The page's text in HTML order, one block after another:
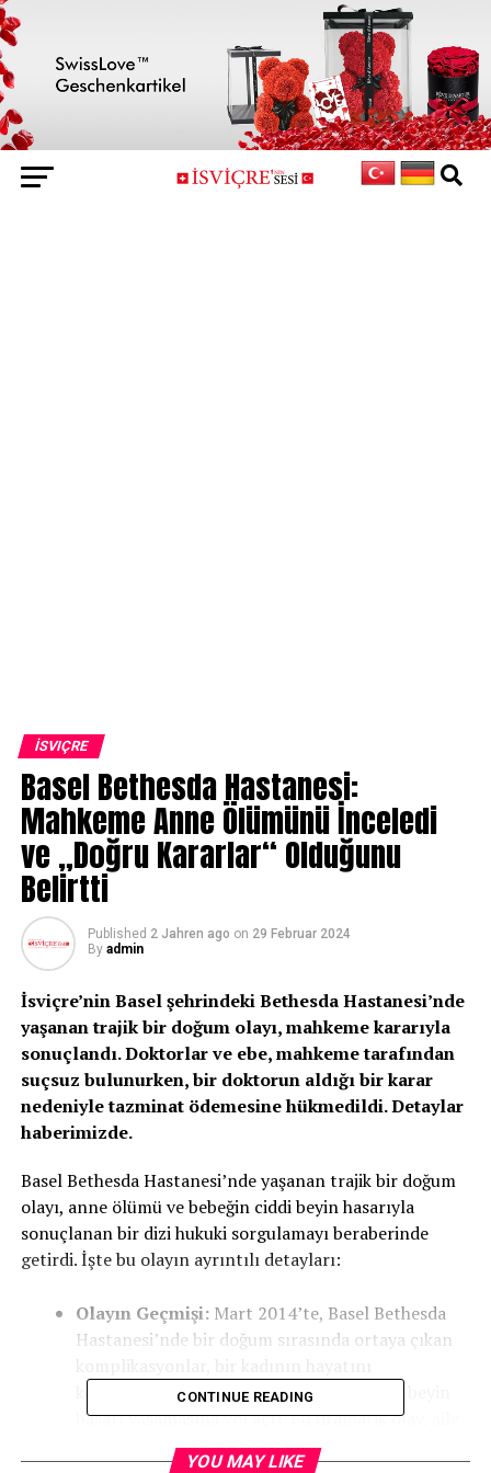
İSVIÇRE
Basel Bethesda Hastanesi:
Mahkeme Anne Ölümünü İnceledi
ve „Doğru Kararlar“ Olduğunu
Belirtti
Published 2 Jahren ago on 29 Februar 2024
By admin
İsviçre’nin Basel şehrindeki Bethesda Hastanesi’nde
yaşanan trajik bir doğum olayı, mahkeme kararıyla
sonuçlandı. Doktorlar ve ebe, mahkeme tarafından
suçsuz bulunurken, bir doktorun aldığı bir karar
nedeniyle tazminat ödemesine hükmedildi. Detaylar
haberimizde.
Basel Bethesda Hastanesi’nde yaşanan trajik bir doğum
olayı, anne ölümü ve bebeğin ciddi beyin hasarıyla
sonuçlanan bir dizi hukuki sorgulamayı beraberinde
getirdi. İşte bu olayın ayrıntılı detayları:
Olayın Geçmişi:Mart 2014’te, Basel Bethesda
Hastanesi’nde bir doğum sırasında ortaya çıkan
kaybetmesine ve yeni doğan bebeğin ciddi beyin
hasarı yaşamasına yol açtı. Bu dramatik olay, aile
ve sağlık profesyonelleri arasında bir dizi soru
CONTINUE READING
YOU MAY LIKE